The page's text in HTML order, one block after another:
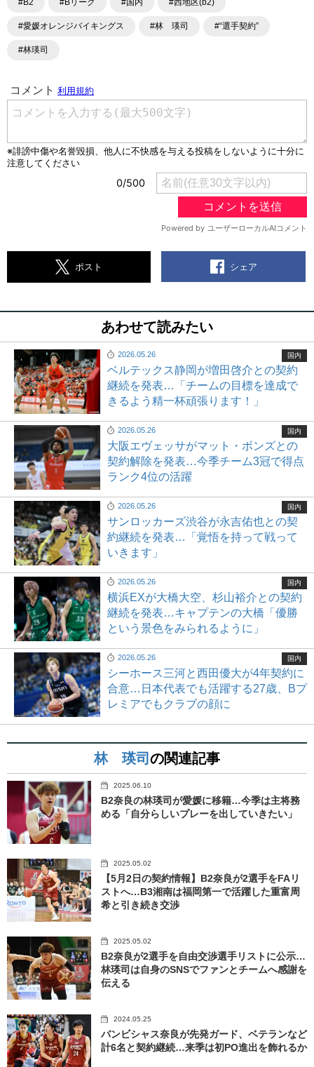
#B2 #Bリーグ #国内 #西地区(b2)
#愛媛オレンジバイキングス #林 瑛司 #“選手契約”
#林瑛司
ポスト シェア
あわせて読みたい
2026.05.26
ベルテックス静岡が増田啓介との契約
継続を発表…「チームの目標を達成で
きるよう精一杯頑張ります！」
国内
2026.05.26
大阪エヴェッサがマット・ボンズとの
契約解除を発表…今季チーム3冠で得点
ランク4位の活躍
国内
2026.05.26
サンロッカーズ渋谷が永吉佑也との契
約継続を発表…「覚悟を持って戦って
いきます」
国内
2026.05.26
横浜EXが大橋大空、杉山裕介との契約
継続を発表…キャプテンの大橋「優勝
という景色をみられるように」
国内
2026.05.26
シーホース三河と西田優大が4年契約に
合意…日本代表でも活躍する27歳、Bプ
レミアでもクラブの顔に
国内
林 瑛司の関連記事
2025.06.10
B2奈良の林瑛司が愛媛に移籍…今季は主将務
める「自分らしいプレーを出していきたい」
2025.05.02
【5月2日の契約情報】B2奈良が2選手をFAリ
ストへ…B3湘南は福岡第一で活躍した重富周
希と引き続き交渉
2025.05.02
B2奈良が2選手を自由交渉選手リストに公示…
林瑛司は自身のSNSでファンとチームへ感謝を
伝える
2024.05.25
バンビシャス奈良が先発ガード、ベテランなど
計6名と契約継続…来季は初PO進出を飾れるか